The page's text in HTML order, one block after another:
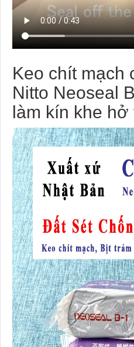
Keo chít mạch
Nitto Neoseal
làm kín khe hở